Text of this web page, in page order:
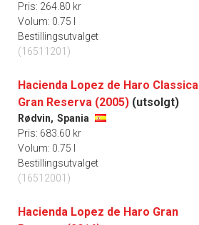
Pris: 264.80 kr
Volum: 0.75 l
Bestillingsutvalget
(16511201)
Hacienda Lopez de Haro Classica
Gran Reserva (2005) (utsolgt)
Rødvin, Spania
Pris: 683.60 kr
Volum: 0.75 l
Bestillingsutvalget
(16512001)
Hacienda Lopez de Haro Gran